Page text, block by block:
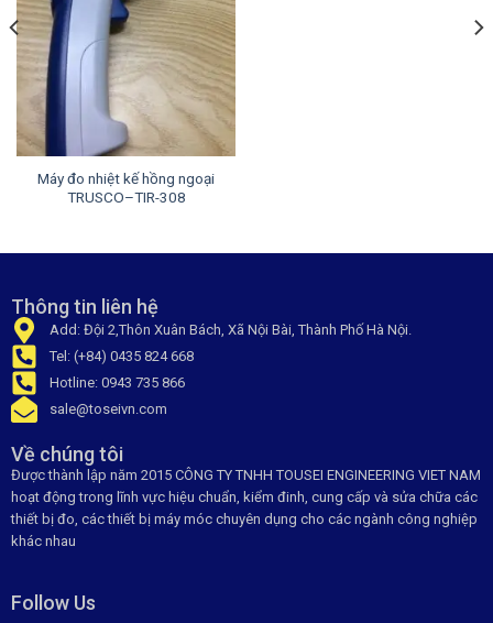
Máy đo nhiệt kế hồng ngoại
TRUSCO–TIR-308
Thông tin liên hệ
Add: Đội 2,Thôn Xuân Bách, Xã Nội Bài, Thành Phố Hà Nội.
Tel: (+84) 0435 824 668
Hotline: 0943 735 866
sale@toseivn.com
Về chúng tôi
Được thành lập năm 2015 CÔNG TY TNHH TOUSEI ENGINEERING VIET NAM
hoạt động trong lĩnh vực hiệu chuẩn, kiểm đinh, cung cấp và sửa chữa các
thiết bị đo, các thiết bị máy móc chuyên dụng cho các ngành công nghiệp
khác nhau
Follow Us